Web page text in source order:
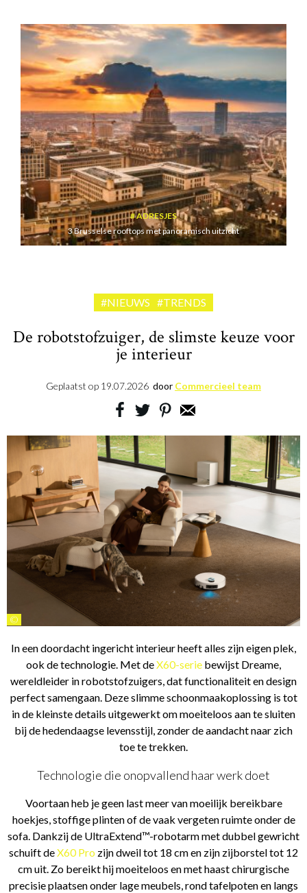
ADRESJES
3 Brusselse rooftops met panoramisch uitzicht
#NIEUWS #TRENDS
De robotstofzuiger, de slimste keuze voor
je interieur
Geplaatst op 19.07.2026 door Commercieel team
©
In een doordacht ingericht interieur heeft alles zijn eigen plek,
ook de technologie. Met deX60-serie bewijst Dreame,
wereldleider in robotstofzuigers, dat functionaliteit en design
perfect samengaan. Deze slimme schoonmaakoplossing is tot
in de kleinste details uitgewerkt om moeiteloos aan te sluiten
bij de hedendaagse levensstijl, zonder de aandacht naar zich
toe te trekken.
Technologie die onopvallend haar werk doet
Voortaan heb je geen last meer van moeilijk bereikbare
hoekjes, stoffige plinten of de vaak vergeten ruimte onder de
sofa. Dankzij de UltraExtend™-robotarm met dubbel gewricht
schuift deX60 Pro zijn dweil tot 18 cm en zijn zijborstel tot 12
cm uit. Zo bereikt hij moeiteloos en met haast chirurgische
precisie plaatsen onder lage meubels, rond tafelpoten en langs